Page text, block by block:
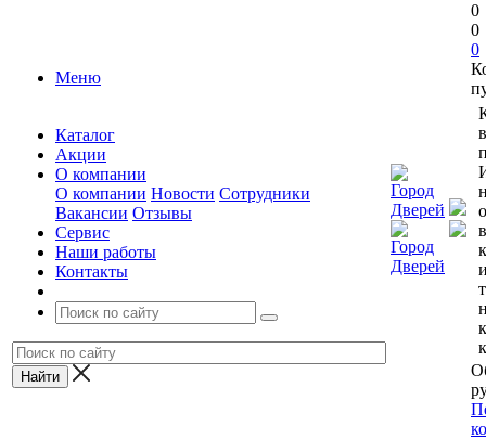
Меню
Каталог
Акции
О компании
О компании Новости Сотрудники
Вакансии Отзывы
Сервис
Наши работы
Контакты
0
0
0